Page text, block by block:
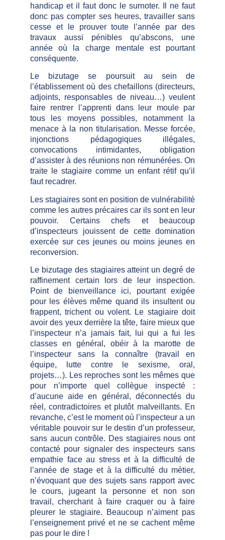
handicap et il faut donc le surnoter. Il ne faut
donc pas compter ses heures, travailler sans
cesse et le prouver toute l’année par des
travaux aussi pénibles qu’abscons, une
année où la charge mentale est pourtant
conséquente.
Le bizutage se poursuit au sein de
l’établissement où des chefaillons (directeurs,
adjoints, responsables de niveau…) veulent
faire rentrer l’apprenti dans leur moule par
tous les moyens possibles, notamment la
menace à la non titularisation. Messe forcée,
injonctions pédagogiques illégales,
convocations intimidantes, obligation
d’assister à des réunions non rémunérées. On
traite le stagiaire comme un enfant rétif qu’il
faut recadrer.
Les stagiaires sont en position de vulnérabilité
comme les autres précaires car ils sont en leur
pouvoir. Certains chefs et beaucoup
d’inspecteurs jouissent de cette domination
exercée sur ces jeunes ou moins jeunes en
reconversion.
Le bizutage des stagiaires atteint un degré de
raffinement certain lors de leur inspection.
Point de bienveillance ici, pourtant exigée
pour les élèves même quand ils insultent ou
frappent, trichent ou volent. Le stagiaire doit
avoir des yeux derrière la tête, faire mieux que
l’inspecteur n’a jamais fait, lui qui a fui les
classes en général, obéir à la marotte de
l’inspecteur sans la connaître (travail en
équipe, lutte contre le sexisme, oral,
projets…). Les reproches sont les mêmes que
pour n’importe quel collègue inspecté :
d’aucune aide en général, déconnectés du
réel, contradictoires et plutôt malveillants. En
revanche, c’est le moment où l’inspecteur a un
véritable pouvoir sur le destin d’un professeur,
sans aucun contrôle. Des stagiaires nous ont
contacté pour signaler des inspecteurs sans
empathie face au stress et à la difficulté de
l’année de stage et à la difficulté du métier,
n’évoquant que des sujets sans rapport avec
le cours, jugeant la personne et non son
travail, cherchant à faire craquer ou à faire
pleurer le stagiaire. Beaucoup n’aiment pas
l’enseignement privé et ne se cachent même
pas pour le dire !